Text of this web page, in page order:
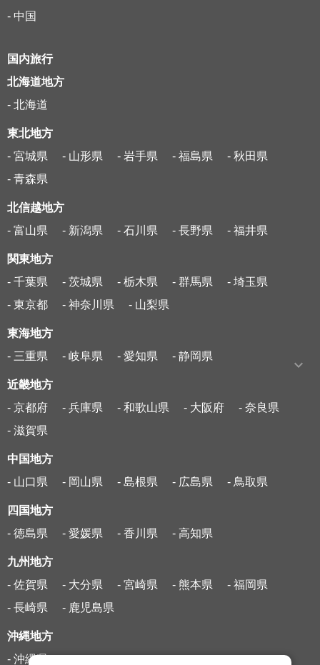
- 中国
国内旅行
北海道地方
- 北海道
東北地方
- 宮城県
- 山形県 - 岩手県 - 福島県
- 秋田県
- 青森県
北信越地方
- 富山県
- 新潟県 - 石川県 - 長野県 - 福井県
関東地方
- 千葉県
- 茨城県 - 栃木県 - 群馬県
- 埼玉県
- 東京都
- 神奈川県 - 山梨県
東海地方
- 三重県
- 岐阜県 - 愛知県 - 静岡県
近畿地方
- 京都府
- 兵庫県 - 和歌山県 - 大阪府
- 奈良県
- 滋賀県
中国地方
- 山口県
- 岡山県 - 島根県 - 広島県 - 鳥取県
四国地方
- 徳島県
- 愛媛県 - 香川県 - 高知県
九州地方
- 佐賀県
- 大分県 - 宮崎県 - 熊本県
- 福岡県
- 長崎県
- 鹿児島県
沖縄地方
- 沖縄県